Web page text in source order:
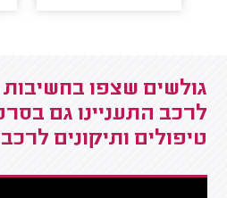
גולשים שצפו בחשיבות
לרכב התעניינו גם
טיפולים ותיקונים